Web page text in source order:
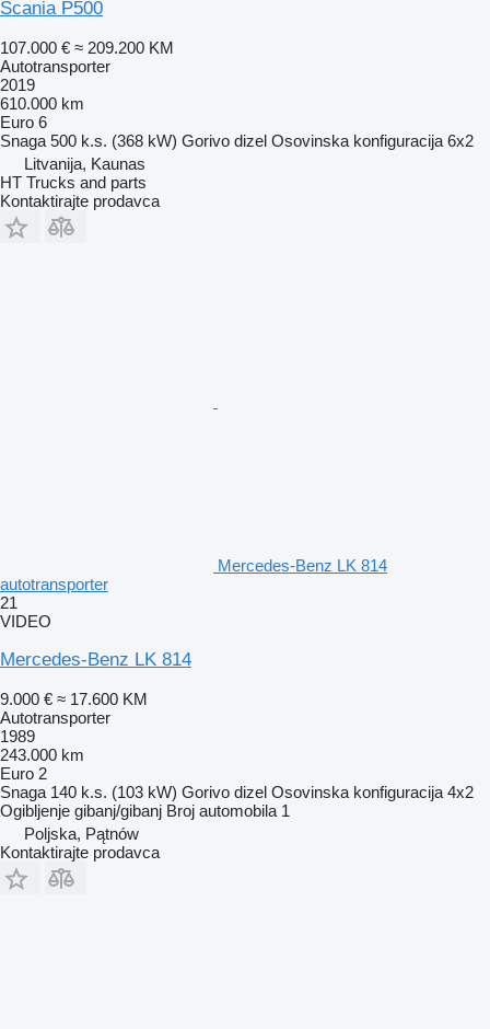
Scania P500
107.000 € ≈ 209.200 KM
Autotransporter
2019
610.000 km
Euro 6
Snaga 500 k.s. (368 kW) Gorivo dizel Osovinska konfiguracija 6x2
Litvanija, Kaunas
HT Trucks and parts
Kontaktirajte prodavca
Mercedes-Benz LK 814
autotransporter
21
VIDEO
Mercedes-Benz LK 814
9.000 € ≈ 17.600 KM
Autotransporter
1989
243.000 km
Euro 2
Snaga 140 k.s. (103 kW) Gorivo dizel Osovinska konfiguracija 4x2
Ogibljenje gibanj/gibanj Broj automobila 1
Poljska, Pątnów
Kontaktirajte prodavca